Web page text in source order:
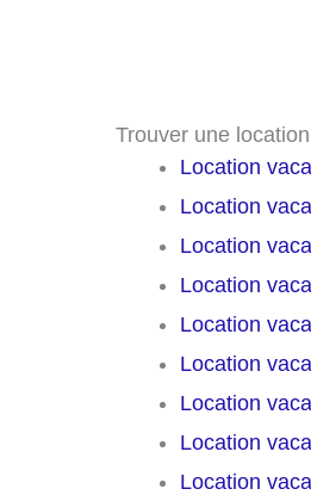
Trouver une
Location
Location
Location
Location
Location
Location
Location
Location
Location